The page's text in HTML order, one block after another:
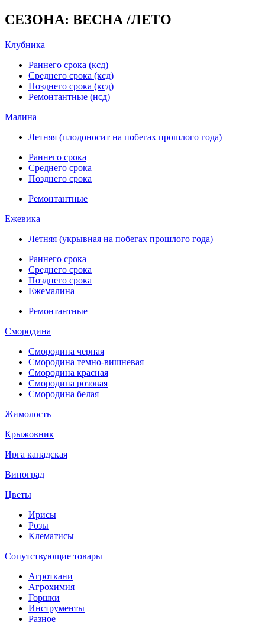
СЕЗОНА: ВЕСНА /ЛЕТО
Клубника
Раннего срока (ксд)
Среднего срока (ксд)
Позднего срока (ксд)
Ремонтантные (нсд)
Малина
Летняя (плодоносит на побегах прошлого года)
Раннего срока
Среднего срока
Позднего срока
Ремонтантные
Ежевика
Летняя (укрывная на побегах прошлого года)
Раннего срока
Среднего срока
Позднего срока
Ежемалина
Ремонтантные
Смородина
Смородина черная
Смородина темно-вишневая
Смородина красная
Смородина розовая
Смородина белая
Жимолость
Крыжовник
Ирга канадская
Виноград
Цветы
Ирисы
Розы
Клематисы
Сопутствующие товары
Агроткани
Агрохимия
Горшки
Инструменты
Разное